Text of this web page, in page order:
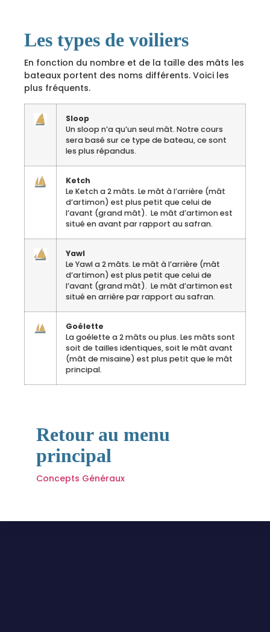
Les types de voiliers
En fonction du nombre et de la taille des mâts les
bateaux portent des noms différents. Voici les
plus fréquents.
Sloop
Un sloop n’a qu’un seul mât. Notre cours
sera basé sur ce type de bateau, ce sont
les plus répandus.
Ketch
Le Ketch a 2 mâts. Le mât à l’arrière (mât
d’artimon) est plus petit que celui de
l’avant (grand mât). Le mât d’artimon est
situé en avant par rapport au safran.
Yawl
Le Yawl a 2 mâts. Le mât à l’arrière (mât
d’artimon) est plus petit que celui de
l’avant (grand mât). Le mât d’artimon est
situé en arrière par rapport au safran.
Goélette
La goélette a 2 mâts ou plus. Les mâts sont
soit de tailles identiques, soit le mât avant
(mât de misaine) est plus petit que le mât
principal.
Retour au menu
principal
Concepts Généraux